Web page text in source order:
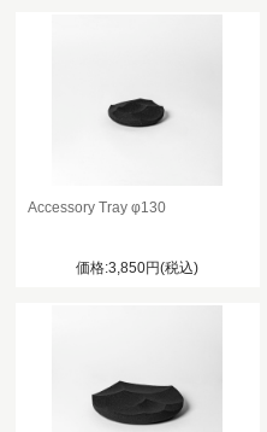
Accessory Tray φ130
価格:3,850円(税込)